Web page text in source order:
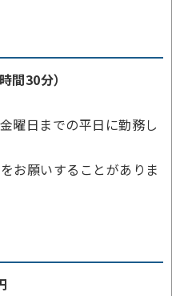
間30分）
曜日までの平日に勤務し
お願いすることがありま